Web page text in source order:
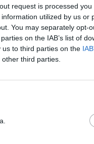
request is processed you
utilized by us or
You may separately opt-
on the IAB’s list of
to third parties on the
third parties.